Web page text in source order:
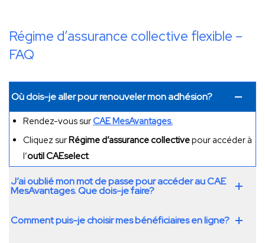
Régime d’assurance collective flexible –
FAQ
Où dois-je aller pour renouveler mon adhésion?
Rendez-vous sur CAE MesAvantages.
Cliquez surRégime d’assurance collectivepour accéder à
l’outil CAEselect.
J’ai oublié mon mot de passe pour accéder au CAE
MesAvantages. Que dois-je faire?
Comment puis-je choisir mes bénéficiaires en ligne?